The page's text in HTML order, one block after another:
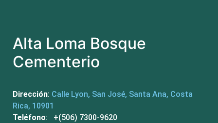
Alta Loma Bosque
Cementerio
Dirección: Calle Lyon, San José, Santa Ana, Costa
Rica, 10901
Teléfono: +(506) 7300-9620